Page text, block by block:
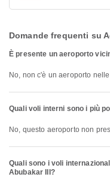
Domande frequenti su
È presente un aeroporto
No, non c'è un aeroporto
Quali voli interni sono i più
No, questo aeroporto non
Quali sono i voli
Abubakar III?